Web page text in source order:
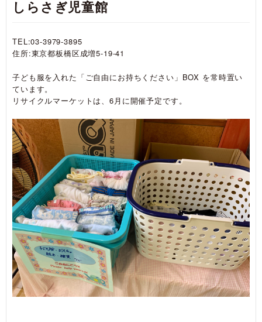
しらさぎ児童館
TEL:03-3979-3895
住所:東京都板橋区成増5-19-41
子ども服を入れた「ご自由にお持ちください」BOX を常時置い
ています。
リサイクルマーケットは、6月に開催予定です。